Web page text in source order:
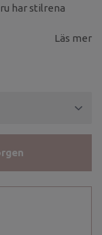
har stilrena
Läs mer